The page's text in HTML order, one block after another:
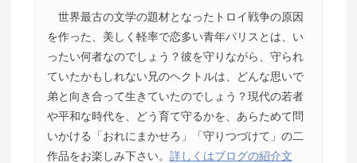
世界最古の文学の題材となったトロイ戦争の原因
を作った、美しく軽率で恋多い青年パリスとは、い
ったい何者なのでしょう？彼を守りながら、守られ
ていたかもしれない兄のヘクトルは、どんな思いで
弟と向き合って生きていたのでしょう？現代の若者
や平和な時代を、どう育て守るかを、あらためて問
いかける「おれにまかせろ」「守りつづけて」の二
作品をお楽しみ下さい。 詳しくはブログの紹介文